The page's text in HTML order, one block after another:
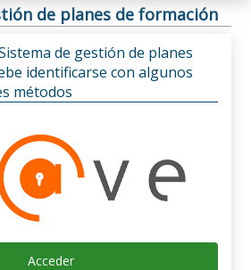
de planes de formación
de gestión de planes
identificarse con algunos
métodos
Acceder